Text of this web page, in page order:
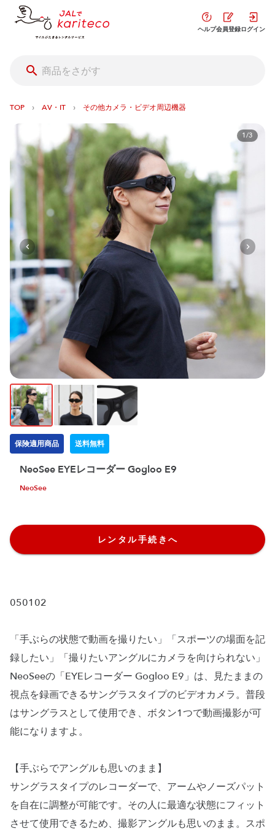
ヘルプ会員登録ログイン
TOP › AV・IT › その他カメラ・ビデオ周辺機器
1/3
保険適用商品 送料無料
NeoSee EYEレコーダー Gogloo E9
NeoSee
レンタル手続きへ
050102
「手ぶらの状態で動画を撮りたい」「スポーツの場面を記
録したい」「撮りたいアングルにカメラを向けられない」
NeoSeeの「EYEレコーダー Gogloo E9」は、見たままの
視点を録画できるサングラスタイプのビデオカメラ。普段
はサングラスとして使用でき、ボタン1つで動画撮影が可
能になりますよ。
【手ぶらでアングルも思いのまま】
サングラスタイプのレコーダーで、アームやノーズパット
を自在に調整が可能です。その人に最適な状態にフィット
させて使用できるため、撮影アングルも思いのまま。スポ